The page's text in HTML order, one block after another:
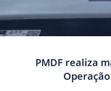
PMDF realiza